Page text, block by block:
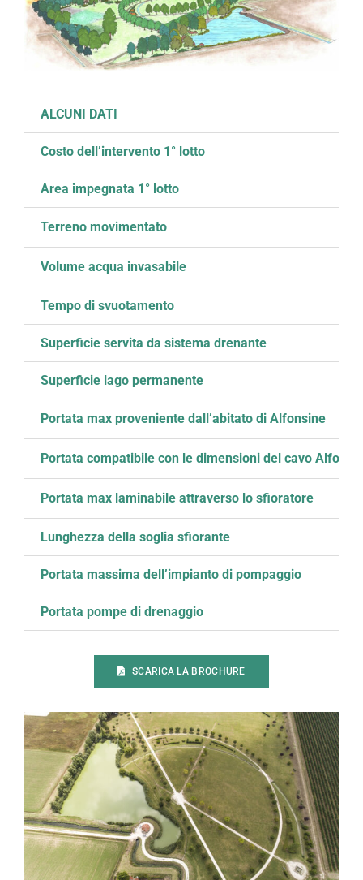
ALCUNI DATI
Costo dell’intervento 1° lotto
Area impegnata 1° lotto
Terreno movimentato
Volume acqua invasabile
Tempo di svuotamento
Superficie servita da sistema drenante
Superficie lago permanente
Portata max proveniente dall’abitato di Alfonsine
Portata compatibile con le dimensioni del cavo
Portata max laminabile attraverso lo sfioratore
Lunghezza della soglia sfiorante
Portata massima dell’impianto di pompaggio
Portata pompe di drenaggio
SCARICA LA BROCHURE